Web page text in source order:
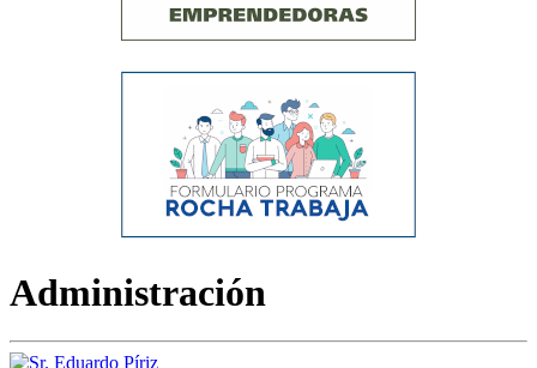
Administración